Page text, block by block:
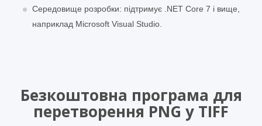
Середовище розробки: підтримує .NET Core 7 і вище,
наприклад Microsoft Visual Studio.
Безкоштовна програма для
перетворення PNG у TIFF